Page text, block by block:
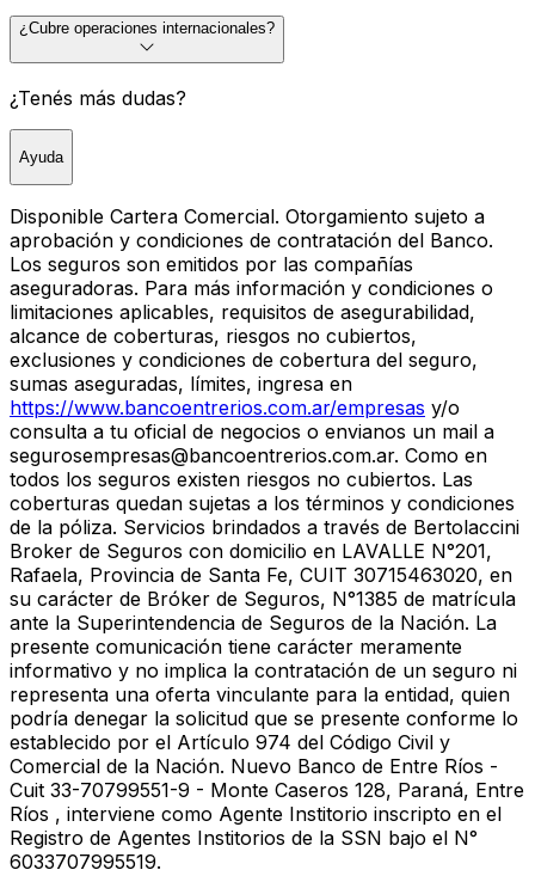
¿Cubre operaciones internacionales?
¿Tenés más dudas?
Ayuda
Disponible Cartera Comercial. Otorgamiento sujeto a
aprobación y condiciones de contratación del Banco.
Los seguros son emitidos por las compañías
aseguradoras. Para más información y condiciones o
limitaciones aplicables, requisitos de asegurabilidad,
alcance de coberturas, riesgos no cubiertos,
exclusiones y condiciones de cobertura del seguro,
sumas aseguradas, límites, ingresa en
https://www.bancoentrerios.com.ar/empresas y/o
consulta a tu oficial de negocios o envianos un mail a
segurosempresas@bancoentrerios.com.ar. Como en
todos los seguros existen riesgos no cubiertos. Las
coberturas quedan sujetas a los términos y condiciones
de la póliza. Servicios brindados a través de Bertolaccini
Broker de Seguros con domicilio en LAVALLE N°201,
Rafaela, Provincia de Santa Fe, CUIT 30715463020, en
su carácter de Bróker de Seguros, N°1385 de matrícula
ante la Superintendencia de Seguros de la Nación. La
presente comunicación tiene carácter meramente
informativo y no implica la contratación de un seguro ni
representa una oferta vinculante para la entidad, quien
podría denegar la solicitud que se presente conforme lo
establecido por el Artículo 974 del Código Civil y
Comercial de la Nación. Nuevo Banco de Entre Ríos -
Cuit 33-70799551-9 - Monte Caseros 128, Paraná, Entre
Ríos , interviene como Agente Institorio inscripto en el
Registro de Agentes Institorios de la SSN bajo el N°
6033707995519.